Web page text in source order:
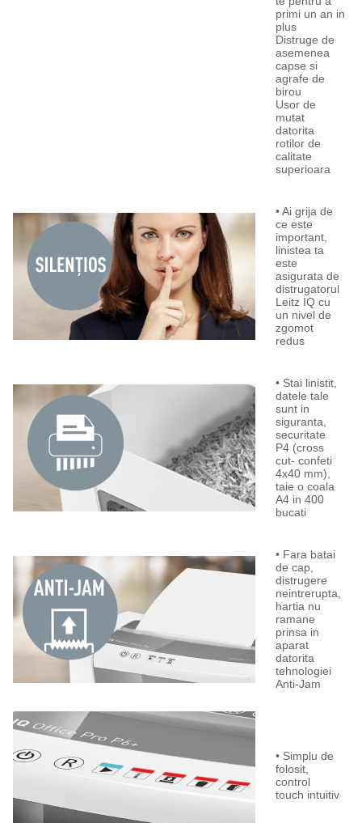
primi un an in
plus
Distruge de
asemenea
capse si
agrafe de
birou
Usor de
mutat
datorita
rotilor de
calitate
superioara
• Ai grija de
ce este
important,
linistea ta
este
asigurata de
distrugatorul
Leitz IQ cu
un nivel de
zgomot
redus
• Stai linistit,
datele tale
sunt in
siguranta,
securitate
P4 (cross
cut- confeti
4x40 mm),
taie o coala
A4 in 400
bucati
• Fara batai
de cap,
distrugere
neintrerupta,
hartia nu
ramane
prinsa in
aparat
datorita
tehnologiei
Anti-Jam
• Simplu de
folosit,
control
touch intuitiv